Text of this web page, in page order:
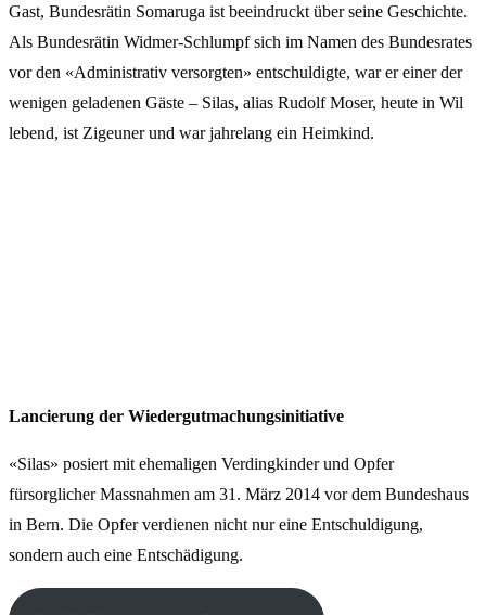
Gast, Bundesrätin Somaruga ist beeindruckt über seine Geschichte.
Als Bundesrätin Widmer-Schlumpf sich im Namen des Bundesrates
vor den «Administrativ versorgten» entschuldigte, war er einer der
wenigen geladenen Gäste – Silas, alias Rudolf Moser, heute in Wil
lebend, ist Zigeuner und war jahrelang ein Heimkind.
Lancierung der Wiedergutmachungsinitiative
«Silas» posiert mit ehemaligen Verdingkinder und Opfer
fürsorglicher Massnahmen am 31. März 2014 vor dem Bundeshaus
in Bern. Die Opfer verdienen nicht nur eine Entschuldigung,
sondern auch eine Entschädigung.